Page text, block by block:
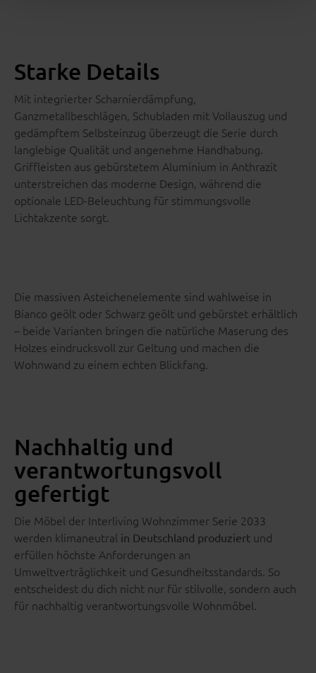
Starke Details
Mit integrierter Scharnierdämpfung,
Ganzmetallbeschlägen, Schubladen mit Vollauszug und
gedämpftem Selbsteinzug überzeugt die Serie durch
langlebige Qualität und angenehme Handhabung.
Griffleisten aus gebürstetem Aluminium in Anthrazit
unterstreichen das moderne Design, während die
optionale LED-Beleuchtung für stimmungsvolle
Lichtakzente sorgt.
Die massiven Asteichenelemente sind wahlweise in
Bianco geölt oder Schwarz geölt und gebürstet erhältlich
– beide Varianten bringen die natürliche Maserung des
Holzes eindrucksvoll zur Geltung und machen die
Wohnwand zu einem echten Blickfang.
Nachhaltig und
verantwortungsvoll
gefertigt
Die Möbel der Interliving Wohnzimmer Serie 2033
werden klimaneutral in Deutschland produziert und
erfüllen höchste Anforderungen an
Umweltverträglichkeit und Gesundheitsstandards. So
entscheidest du dich nicht nur für stilvolle, sondern auch
für nachhaltig verantwortungsvolle Wohnmöbel.